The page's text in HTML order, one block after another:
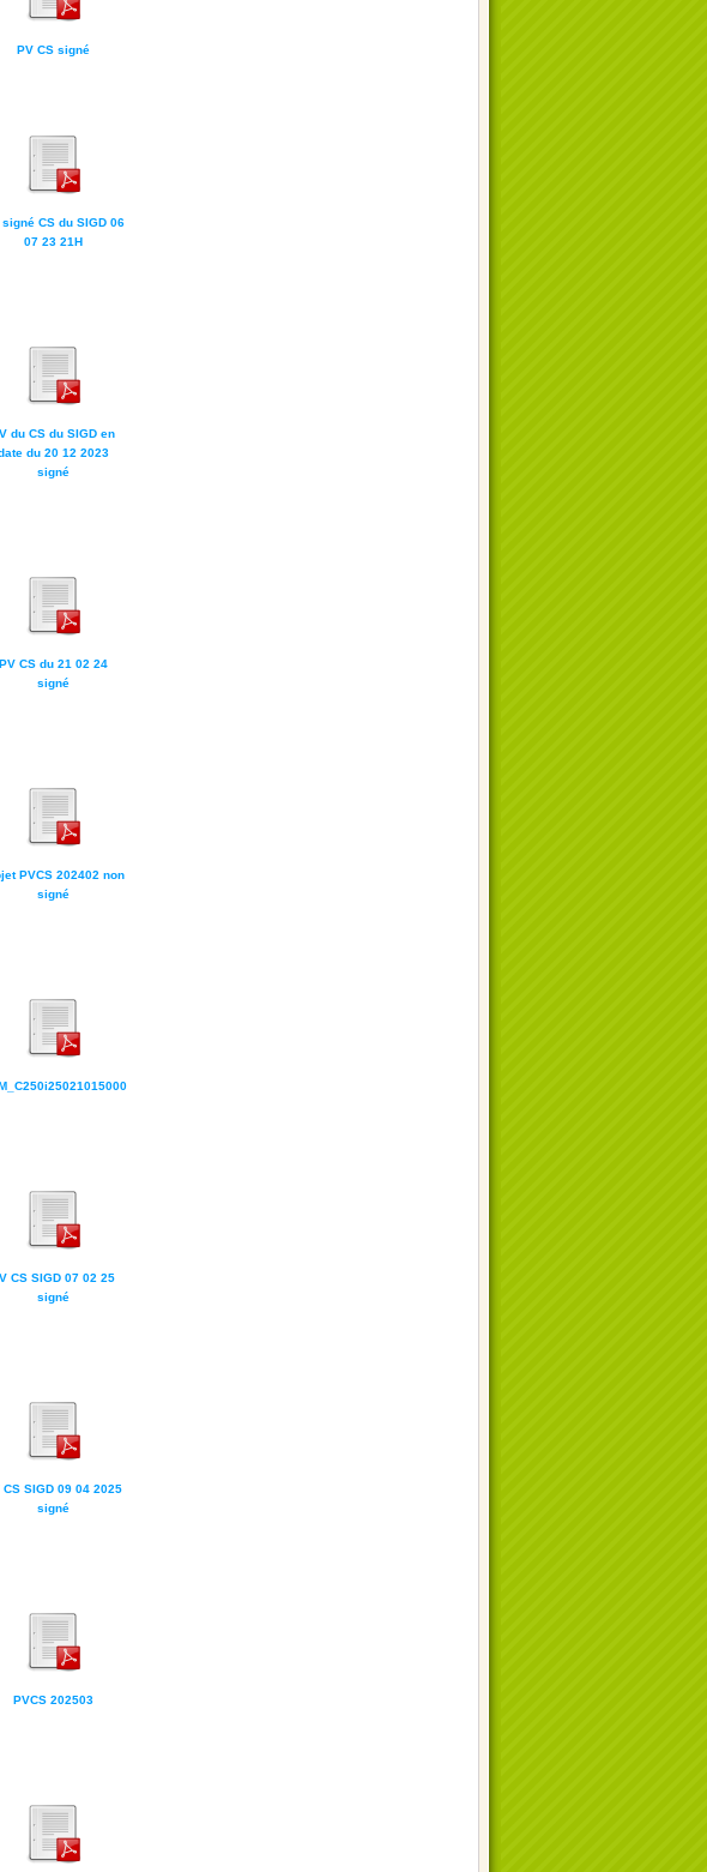
PV CS signé
signé CS du SIGD 06
07 23 21H
du CS du SIGD en
du 20 12 2023
signé
PV CS du 21 02 24
signé
PVCS 202402 non
signé
CS SIGD 07 02 25
signé
CS SIGD 09 04 2025
signé
PVCS 202503